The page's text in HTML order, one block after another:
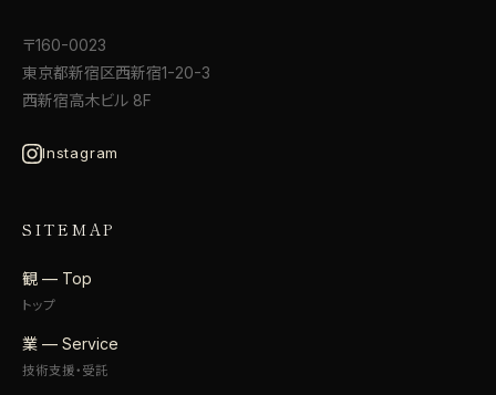
〒160-0023
東京都新宿区西新宿1-20-3
西新宿高木ビル 8F
Instagram
SITEMAP
観 — Top
トップ
業 — Service
技術支援・受託